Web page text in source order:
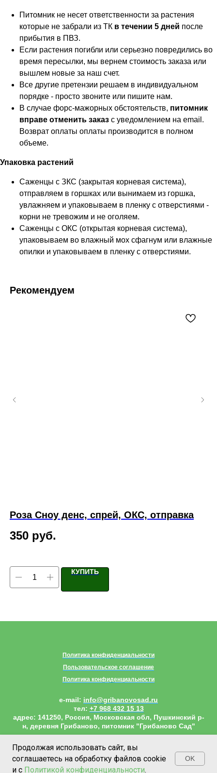
Питомник не несет ответственности за растения
которые не забрали из ТК в течении 5 дней после
прибытия в ПВЗ.
Если растения погибли или серьезно повредились во
время пересылки, мы вернем стоимость заказа или
вышлем новые за наш счет.
Все другие претензии решаем в индивидуальном
порядке - просто звоните или пишите нам.
В случае форс-мажорных обстоятельств, питомник
вправе отменить заказ с уведомлением на email.
Возврат оплаты оплаты производится в полном
объеме.
Упаковка растений
Саженцы с ЗКС (закрытая корневая система),
отправляем в горшках или вынимаем из горшка,
увлажняем и упаковываем в пленку с отверстиями -
корни не тревожим и не оголяем.
Саженцы с ОКС (открытая корневая система),
упаковываем во влажный мох сфагнум или влажные
опилки и упаковываем в пленку с отверстиями.
Рекомендуем
Роза Сноу денс, спрей, ОКС, отправка
350 руб.
КУПИТЬ
Политика конфиденциальности
Пользовательское соглашение
Политика конфиденциальности
e-mail: info@gribanovosad.ru
тел: +7 968 432 15 13
адрес: 141250, Россия, Московская обл, Пушкинский р-
н, деревня Грибаново, питомник "Грибаново Сад"
Наверх
Продолжая использовать сайт, вы
соглашаетесь на обработку файлов cookie
и с Политикой конфиденциальности.
OK